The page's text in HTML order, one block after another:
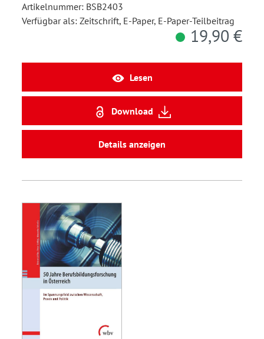
Artikelnummer: BSB2403
Verfügbar als: Zeitschrift, E-Paper, E-Paper-Teilbeitrag
19,90 €
Lesen
Download
Details anzeigen